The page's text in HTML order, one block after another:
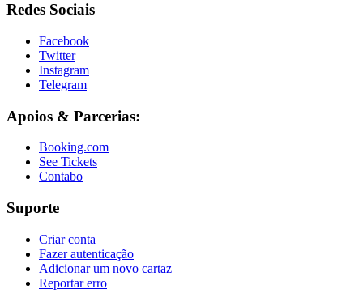
Redes Sociais
Facebook
Twitter
Instagram
Telegram
Apoios & Parcerias:
Booking.com
See Tickets
Contabo
Suporte
Criar conta
Fazer autenticação
Adicionar um novo cartaz
Reportar erro